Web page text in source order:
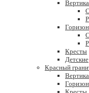
Кресты
Детские
Красный